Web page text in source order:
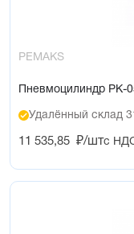
PEMAKS
Пневмоцилиндр PK-
Удалённый склад
11 535,85 ₽/штс